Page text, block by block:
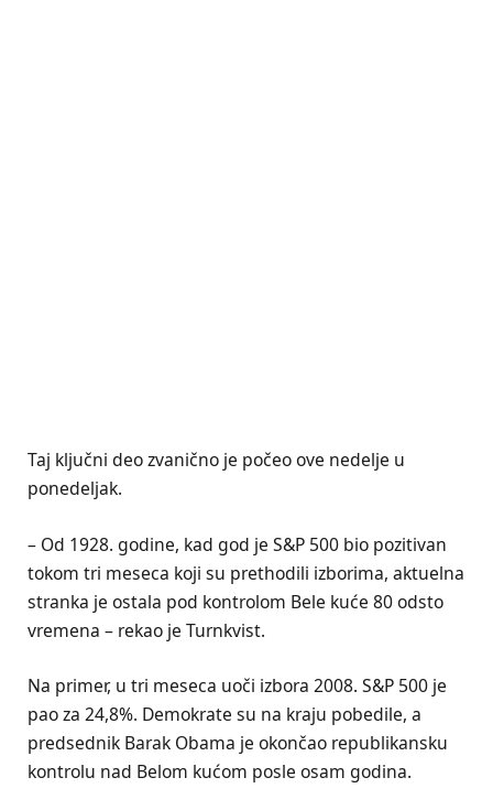
Taj ključni deo zvanično je počeo ove nedelje u
ponedeljak.
– Od 1928. godine, kad god je S&P 500 bio pozitivan
tokom tri meseca koji su prethodili izborima, aktuelna
stranka je ostala pod kontrolom Bele kuće 80 odsto
vremena – rekao je Turnkvist.
Na primer, u tri meseca uoči izbora 2008. S&P 500 je
pao za 24,8%. Demokrate su na kraju pobedile, a
predsednik Barak Obama je okončao republikansku
kontrolu nad Belom kućom posle osam godina.